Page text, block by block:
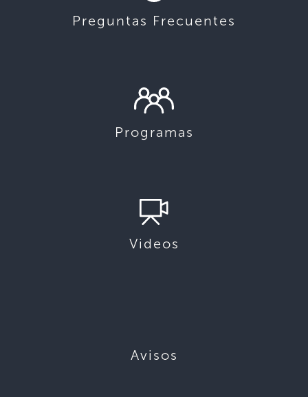
Preguntas Frecuentes
Programas
Videos
Avisos